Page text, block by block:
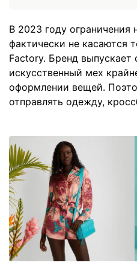
В 2023 году
фактически не касаются
Factory. Бренд
искусственный мех
оформлении вещей.
отправлять одежду,